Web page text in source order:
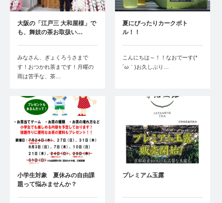
大阪の「江戸三 大和屋様」で
も、舞妓の茶お取扱い…
みなさん、ぎょくろうさまで
す！おつかれ茶まです！月曜の
雨は苦手な、茶…
夏にぴったりカークボト
ル！！
こんにちは～！！なおでーす(*
´ω｀)お久しぶり…
小学生対象 夏休みの自由課
題って悩みませんか？
プレミアム玉露